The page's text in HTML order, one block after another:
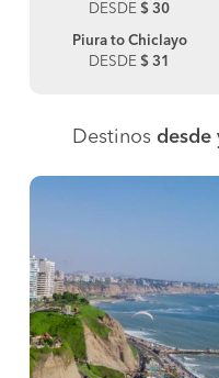
DESDE $ 30
Piura to Chiclayo
DESDE $ 31
Destinos desde